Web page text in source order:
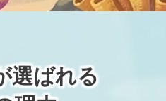
選ばれる